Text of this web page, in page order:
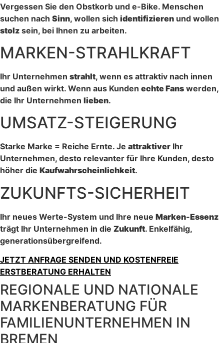
Vergessen Sie den Obstkorb und e-Bike. Menschen
suchen nach Sinn, wollen sich identifizieren und wollen
stolz sein, bei Ihnen zu arbeiten.
MARKEN-STRAHLKRAFT
Ihr Unternehmen strahlt, wenn es attraktiv nach innen
und außen wirkt. Wenn aus Kunden echte Fans werden,
die Ihr Unternehmen lieben.
UMSATZ-STEIGERUNG
Starke Marke = Reiche Ernte. Je attraktiver Ihr
Unternehmen, desto relevanter für Ihre Kunden, desto
höher die Kaufwahrscheinlichkeit.
ZUKUNFTS-SICHERHEIT
Ihr neues Werte-System und Ihre neue Marken-Essenz
trägt Ihr Unternehmen in die Zukunft. Enkelfähig,
generationsübergreifend.
JETZT ANFRAGE SENDEN UND KOSTENFREIE
ERSTBERATUNG ERHALTEN
REGIONALE UND NATIONALE
MARKENBERATUNG FÜR
FAMILIENUNTERNEHMEN IN
BREMEN